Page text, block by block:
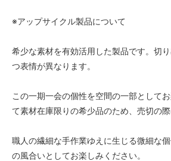
※アップサイクル製品について
希少な素材を有効活用した製品です。切
つ表情が異なります。
この一期一会の個性を空間の一部として
て素材在庫限りの希少品のため、売切の際
職人の繊細な手作業ゆえに生じる微細な
の風合いとしてお楽しみください。